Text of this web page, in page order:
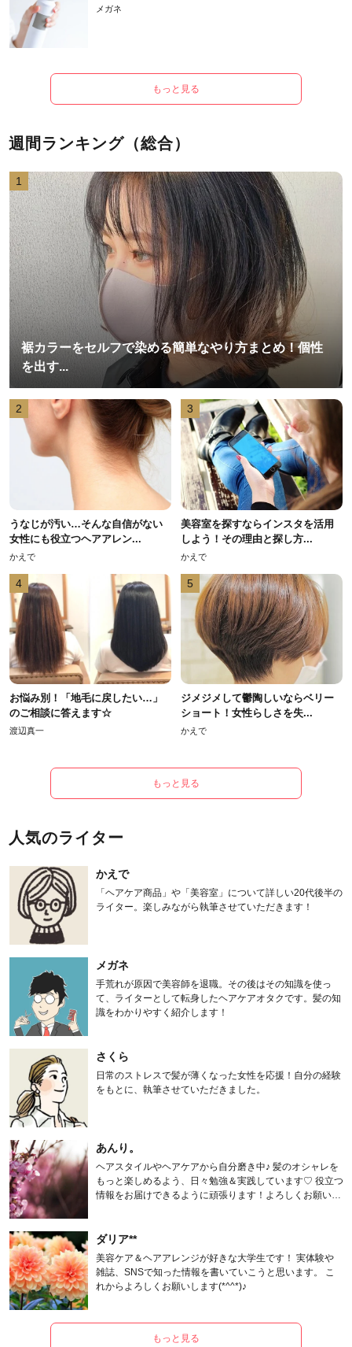
メガネ
もっと見る
週間ランキング（総合）
1
裾カラーをセルフで染める簡単なやり方まとめ！個性
を出す...
2
うなじが汚い…そんな自信がない
女性にも役立つヘアアレン...
かえで
3
美容室を探すならインスタを活用
しよう！その理由と探し方...
かえで
4
お悩み別！「地毛に戻したい…」
のご相談に答えます☆
渡辺真一
5
ジメジメして鬱陶しいならベリー
ショート！女性らしさを失...
かえで
もっと見る
人気のライター
かえで
「ヘアケア商品」や「美容室」について詳しい20代後半の
ライター。楽しみながら執筆させていただきます！
メガネ
手荒れが原因で美容師を退職。その後はその知識を使っ
て、ライターとして転身したヘアケアオタクです。髪の知
識をわかりやすく紹介します！
さくら
日常のストレスで髪が薄くなった女性を応援！自分の経験
をもとに、執筆させていただきました。
あんり。
ヘアスタイルやヘアケアから自分磨き中♪ 髪のオシャレを
もっと楽しめるよう、日々勉強＆実践しています♡ 役立つ
情報をお届けできるように頑張ります！よろしくお願いし
ダリア**
美容ケア＆ヘアアレンジが好きな大学生です！ 実体験や
雑誌、SNSで知った情報を書いていこうと思います。 こ
れからよろしくお願いします(*^^*)♪
もっと見る